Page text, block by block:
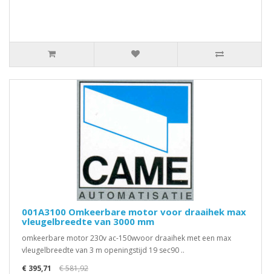
001A3100 Omkeerbare motor voor draaihek max
vleugelbreedte van 3000 mm
omkeerbare motor 230v ac-150wvoor draaihek met een max
vleugelbreedte van 3 m openingstijd 19 sec90 ..
€ 395,71
€ 581,92